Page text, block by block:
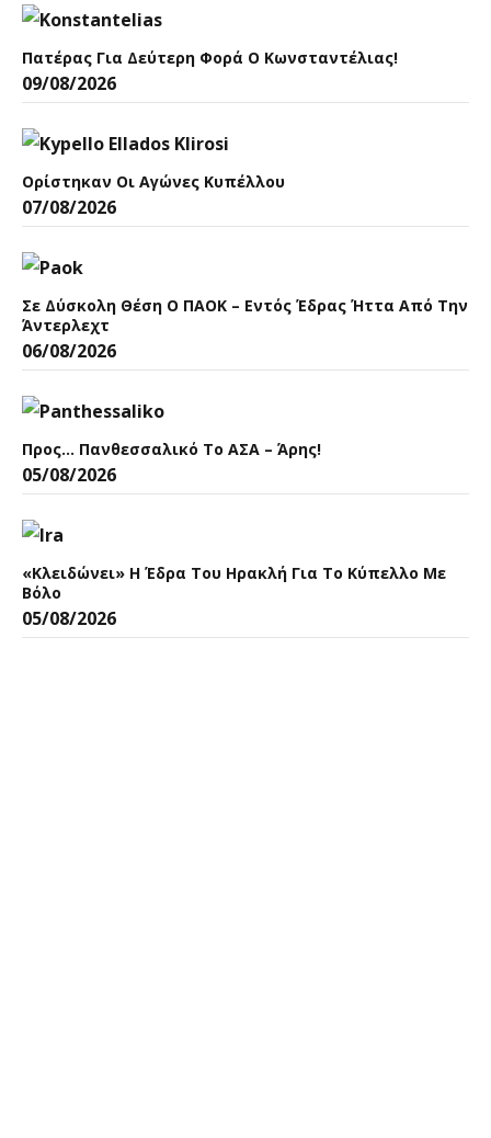
Πατέρας Για Δεύτερη Φορά Ο Κωνσταντέλιας!
09/08/2026
Ορίστηκαν Οι Αγώνες Κυπέλλου
07/08/2026
Σε Δύσκολη Θέση Ο ΠΑΟΚ – Εντός Έδρας Ήττα Από Την
Άντερλεχτ
06/08/2026
Προς… Πανθεσσαλικό Το ΑΣΑ – Άρης!
05/08/2026
«Κλειδώνει» Η Έδρα Του Ηρακλή Για Το Κύπελλο Με
Βόλο
05/08/2026